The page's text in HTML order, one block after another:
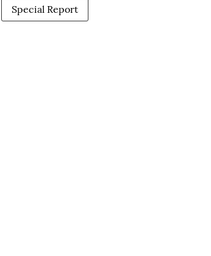
Special Report